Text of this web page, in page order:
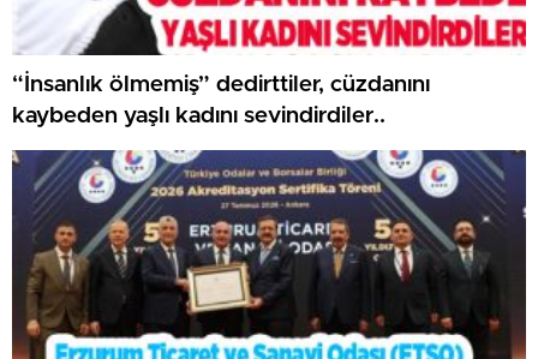
“İnsanlık ölmemiş” dedirttiler, cüzdanını
kaybeden yaşlı kadını sevindirdiler..